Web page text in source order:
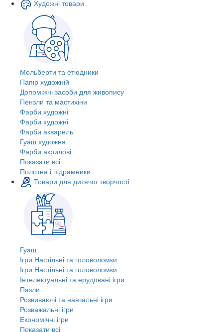
Художні товари
Мольберти та етюдники
Папір художній
Допоміжні засоби для живопису
Пензли та мастихіни
Фарби художні
Фарби художні
Фарби акварель
Гуаш художня
Фарби акрилові
Показати всі
Полотна і підрамники
Товари для дитячої творчості
Гуаш
Ігри Настільні та головоломки
Ігри Настільні та головоломки
Інтелектуальні та ерудовані ігри
Пазли
Розвиваючі та навчальні ігри
Розважальні ігри
Економічні ігри
Показати всі